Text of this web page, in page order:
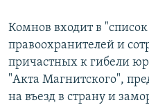
Комнов входит в
правоохранителей и
причастных к гибели
"Акта Магнитского",
на въезд в страну и